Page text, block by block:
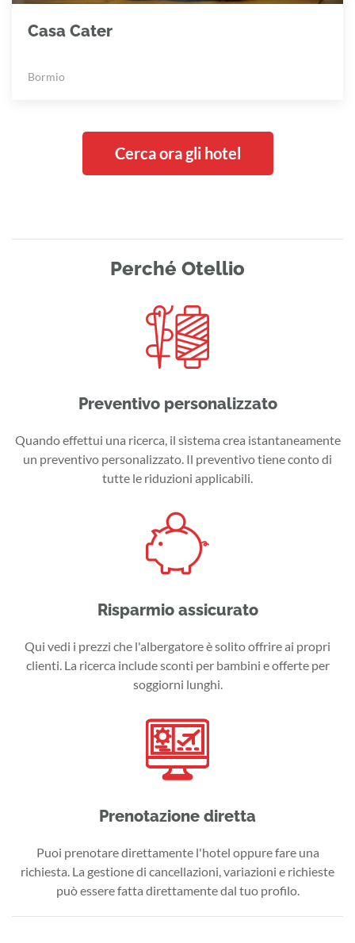
Casa Cater
Bormio
Cerca ora gli hotel
Perché Otellio
Preventivo personalizzato
Quando effettui una ricerca, il sistema crea istantaneamente
un preventivo personalizzato. Il preventivo tiene conto di
tutte le riduzioni applicabili.
Risparmio assicurato
Qui vedi i prezzi che l'albergatore è solito offrire ai propri
clienti. La ricerca include sconti per bambini e offerte per
soggiorni lunghi.
Prenotazione diretta
Puoi prenotare direttamente l'hotel oppure fare una
richiesta. La gestione di cancellazioni, variazioni e richieste
può essere fatta direttamente dal tuo profilo.